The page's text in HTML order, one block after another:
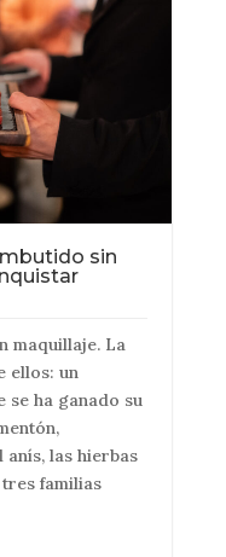
sin
maquillaje. La
ellos: un
se ha ganado su
anís, las hierbas
familias